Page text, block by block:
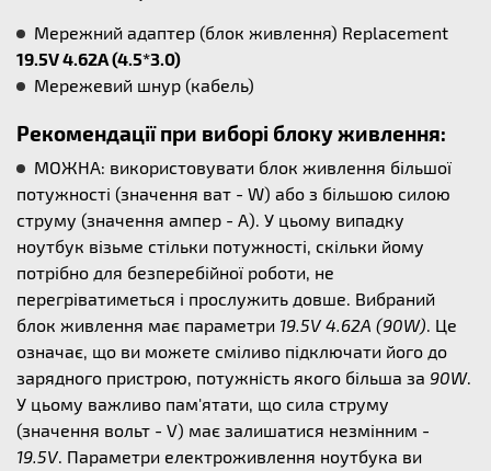
Мережний адаптер (блок живлення) Replacement
19.5V 4.62A (4.5*3.0)
Мережевий шнур (кабель)
Рекомендації при виборі блоку живлення:
МОЖНА: використовувати блок живлення більшої
потужності (значення ват - W) або з більшою силою
струму (значення ампер - А). У цьому випадку
ноутбук візьме стільки потужності, скільки йому
потрібно для безперебійної роботи, не
перегріватиметься і прослужить довше. Вибраний
блок живлення має параметри 19.5V 4.62A (90W). Це
означає, що ви можете сміливо підключати його до
зарядного пристрою, потужність якого більша за 90W.
У цьому важливо пам'ятати, що сила струму
(значення вольт - V) має залишатися незмінним -
19.5V. Параметри електроживлення ноутбука ви